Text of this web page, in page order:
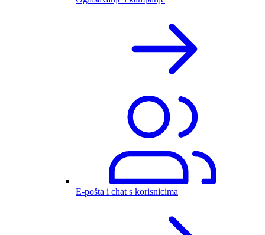
E-pošta i chat s korisnicima